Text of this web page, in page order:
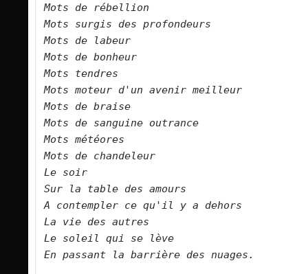
Mots de rébellion
Mots surgis des profondeurs
Mots de labeur
Mots de bonheur
Mots tendres
Mots moteur d'un avenir meilleur
Mots de braise
Mots de sanguine outrance
Mots météores
Mots de chandeleur
Le soir
Sur la table des amours
A contempler ce qu'il y a dehors
La vie des autres
Le soleil qui se lève
En passant la barrière des nuages.